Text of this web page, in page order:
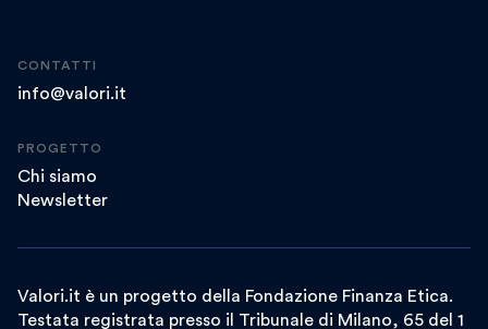
CONTATTI
info@valori.it
PROGETTO
Chi siamo
Newsletter
Valori.it è un progetto della Fondazione Finanza Etica.
Testata registrata presso il Tribunale di Milano, 65 del 1